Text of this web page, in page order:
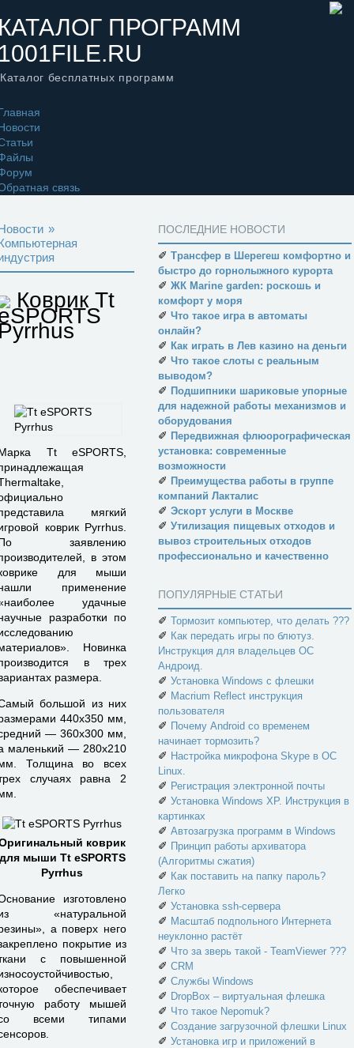
ПРОГРАММ
Каталог бесплатных программ
связь
»
Коврик Tt
Tt eSPORTS,
мягкий
коврик Pyrrhus.
заявлению
в этом
для мыши
применение
удачные
разработки по
Новинка
в трех
размера.
большой из них
440х350 мм,
— 360х300 мм,
маленький — 280х210
Толщина во всех
случаях равна 2
коврик
мыши Tt eSPORTS
Pyrrhus
изготовлено
«натуральной
а поверх него
покрытие из
с повышенной
обеспечивает
работу мышей
всеми типами
ПОСЛЕДНИЕ НОВОСТИ
✐ Трансфер в Шерегеш комфортно и
быстро до горнолыжного курорта
✐ ЖК Marine garden: роскошь и
комфорт у моря
✐ Что такое игра в автоматы
онлайн?
✐ Как играть в Лев казино на деньги
✐ Что такое слоты с реальным
выводом?
✐ Подшипники шариковые упорные
для надежной работы механизмов и
оборудования
✐ Передвижная флюорографическая
установка: современные
возможности
✐ Преимущества работы в группе
компаний Лакталис
✐ Эскорт услуги в Москве
✐ Утилизация пищевых отходов и
вывоз строительных отходов
профессионально и качественно
ПОПУЛЯРНЫЕ СТАТЬИ
✐ Тормозит компьютер, что делать ???
✐ Как передать игры по блютуз.
Инструкция для владельцев ОС
Андроид.
✐ Установка Windows с флешки
✐ Macrium Reflect инструкция
пользователя
✐ Почему Android со временем
начинает тормозить?
✐ Настройка микрофона Skype в ОС
Linux.
✐ Регистрация электронной почты
✐ Установка Windows XP. Инструкция в
картинках
✐ Автозагрузка программ в Windows
✐ Принцип работы архиватора
(Алгоритмы сжатия)
✐ Как поставить на папку пароль?
Легко
✐ Установка ssh-сервера
✐ Масштаб подпольного Интернета
неуклонно растёт
✐ Что за зверь такой - TeamViewer ???
✐ CRM
✐ Службы Windows
✐ DropBox – виртуальная флешка
✐ Что такое Nepomuk?
✐ Создание загрузочной флешки Linux
✐ Установка игр и приложений в